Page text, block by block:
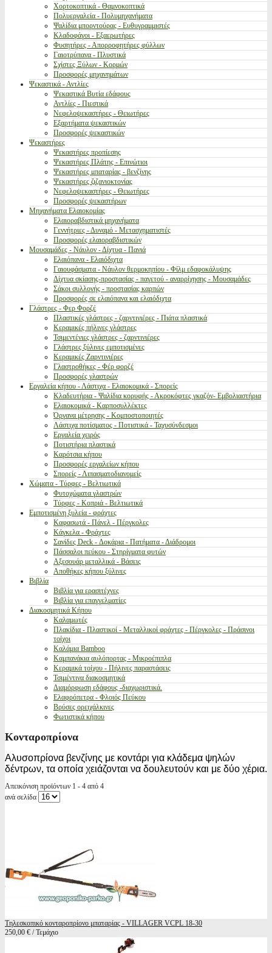
Χορτοκοπτικά - Θαμνοκοπτικά
Πολυεργαλεία - Πολυμηχανήματα
Ψαλίδια μπορντούρας - Ευθυγραμμιστές
Κλαδοφάγοι - Εξαερωτήρες
Φυσητήρες - Απορροφητήρες φύλλων
Γαιοτρύπανα - Πλυστικά
Σχίστες Ξύλων - Κορμών
Προσφορές μηχανημάτων
Ψεκαστικά - Αντλίες
Ψεκαστικά Βυτία εδάφους
Αντλίες - Πιεστικά
Νεφελοψεκαστήρες - Θειωτήρες
Εξαρτήματα ψεκαστικών
Προσφορές ψεκαστικών
Ψεκαστήρες
Ψεκαστήρες προπίεσης
Ψεκαστήρες Πλάτης - Επινώτιοι
Ψεκαστήρες μπαταρίας - βενζίνης
Ψεκαστήρες ζιζανιοκτονίας
Νεφελοψεκαστήρες - Θειωτήρες
Προσφορές ψεκαστήρων
Μηχανήματα Ελαιοκομίας
Ελαιοραβδιστικά μηχανήματα
Γεννήτριες - Δυναμό - Μετασχηματιστές
Προσφορές ελαιοραβδιστικών
Μουσαμάδες - Νάυλον - Δίχτυα - Πανιά
Ελαιόπανα - Ελαιόδιχτα
Γαιουφάσματα - Νάυλον θερμοκηπίου - Φίλμ εδαφοκάλυψης
Δίχτυα σκίασης-προστασίας - παγετού - αναρρίχησης - Μουσαμάδες
Σάκοι συλλογής - προστασίας καρπών
Προσφορές σε ελαιόπανα και ελαιόδιχτα
Γλάστρες - Φερ Φορζέ
Πλαστικές γλάστρες - ζαρντινιέρες - Πιάτα πλαστικά
Κεραμικές πήλινες γλάστρες
Τσιμεντένιες γλάστρες - ζαρντινιέρες
Γλάστρες ξύλινες εμποτισμένες
Κεραμικές Ζαρντινιέρες
Γλαστροθήκες - Φέρ φορζέ
Προσφορές γλαστρών
Εργαλεία κήπου - Λάστιχα - Ελαιοκομικά - Σπορείς
Κλαδευτήρια - Ψαλίδια κορυφής - Ακροκόφτες γκαζόν- Εμβολιαστήρια
Ελαιοκομικά - Καρποσυλλέκτες
Όργανα μέτρησης - Κομποστοποιητές
Λάστιχα ποτίσματος - Ποτιστικά - Ταχυσύνδεσμοι
Εργαλεία χειρός
Ποτιστήρια πλαστικά
Καρότσια κήπου
Προσφορές εργαλείων κήπου
Σπορείς - Λιπασματοδιανομείς
Χώματα - Τύρφες - Βελτιωτικά
Φυτοχώματα γλαστρών
Τύρφες - Κοπριά - Βελτιωτικά
Εμποτισμένη ξυλεία - φράχτες
Καφασωτά - Πάνελ - Πέργκολες
Κάγκελα - Φράχτες
Σανίδες Deck - Δοκάρια - Πατήματα - Διάδρομοι
Πάσσαλοι πεύκου - Στηρίγματα φυτών
Αξεσουάρ μεταλλικά - Βάσεις
Αποθήκες κήπου ξύλινες
Βιβλία
Βιβλία για ερασιτέχνες
Βιβλία για επαγγελματίες
Διακοσμητικά Κήπου
Καλαμωτές
Πλακίδια - Πλαστικοί - Μεταλλικοί φράχτες - Πέργκολες - Πράσινοι
τοίχοι
Καλάμια Bamboo
Καμπανάκια αυλόπορτας - Μικροέπιπλα
Κεραμικά τοίχου - Πήλινες παραστάσεις
Τσιμέντινα διακοσμητικά
Διαμόρφωση εδάφους -διαχωριστικά.
Ελαφρόπετρα - Φλοιός Πεύκου
Βρύσες ορειχάλκινες
Φωτιστικά κήπου
Κονταροπρίονα
Αλυσοπρίονα βενζίνης με κοντάρι για κλάδεμα ψηλών
δέντρων, τα οποία χειάζονται να δουλευτούν και με δύο χέρια.
Απεικόνιση προϊόντων 1 - 4 από 4
ανά σελίδα
Τηλεσκοπικό κονταροπρίονο μπαταρίας - VILLAGER VCPL 18-30
250,00 € / Τεμάχιο